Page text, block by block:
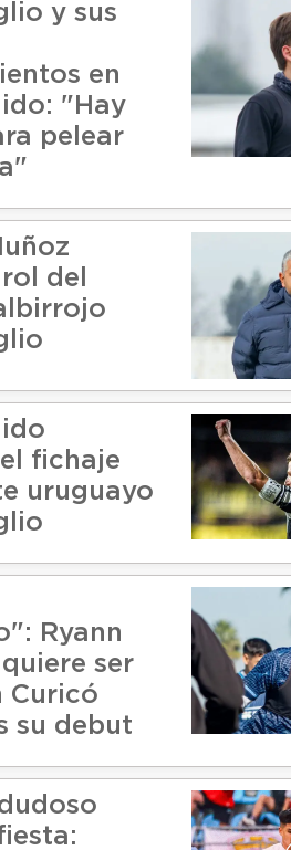
y sus
en
"Hay
pelear
del
fichaje
uruguayo
Ryann
ser
Curicó
su debut